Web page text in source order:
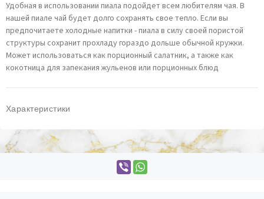
Удобная в использовании пиала подойдет всем любителям чая. В
нашей пиале чай будет долго сохранять свое тепло. Если вы
предпочитаете холодные напитки - пиала в силу своей пористой
структуры сохранит прохладу гораздо дольше обычной кружки.
Может использоваться как порционный салатник, а также как
кокотница для запекания жульенов или порционных блюд
Характеристики